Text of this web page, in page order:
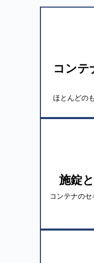
コンテ
ほとんどの
施錠
コンテナの